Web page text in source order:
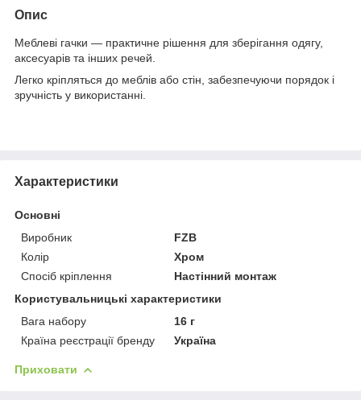
Опис
Меблеві гачки — практичне рішення для зберігання одягу,
аксесуарів та інших речей.
Легко кріпляться до меблів або стін, забезпечуючи порядок і
зручність у використанні.
Характеристики
Основні
Виробник
FZB
Колір
Хром
Спосіб кріплення
Настінний монтаж
Користувальницькі характеристики
Вага набору
16 г
Країна реєстрації бренду
Україна
Приховати